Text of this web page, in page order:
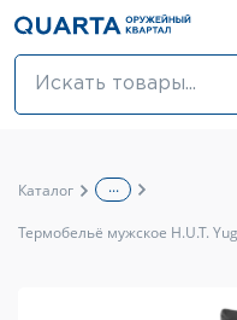
Оптовикам
Каталог ...
Термобельё мужское H.U.T.